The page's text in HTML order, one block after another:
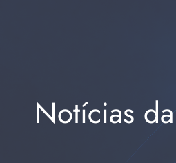
Notícias